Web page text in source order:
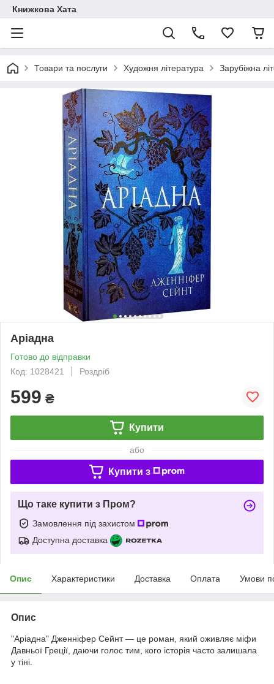
Книжкова Хата
Товари та послуги Художня література Зарубіжна
Аріадна
Готово до відправки
Код: 1028421
Роздріб
599 ₴
Купити
або
Купити з
Що таке купити з Пром?
Замовлення під захистом
Доступна доставка
Опис Характеристики Доставка Оплата Умови
Опис
"Аріадна" Дженніфер Сейнт — це роман, який оживляє міфи
Давньої Греції, даючи голос тим, кого історія часто залишала
у тіні.